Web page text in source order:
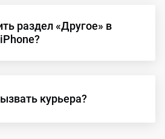
раздел «Другое» в
курьера?